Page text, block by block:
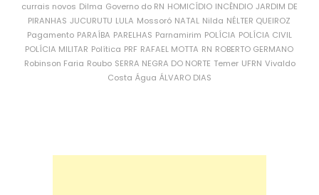
currais novos Dilma Governo do RN HOMICÍDIO INCÊNDIO JARDIM DE
PIRANHAS JUCURUTU LULA Mossoró NATAL Nilda NÉLTER QUEIROZ
Pagamento PARAÍBA PARELHAS Parnamirim POLÍCIA POLÍCIA CIVIL
POLÍCIA MILITAR Política PRF RAFAEL MOTTA RN ROBERTO GERMANO
Robinson Faria Roubo SERRA NEGRA DO NORTE Temer UFRN Vivaldo
Costa Água ÁLVARO DIAS